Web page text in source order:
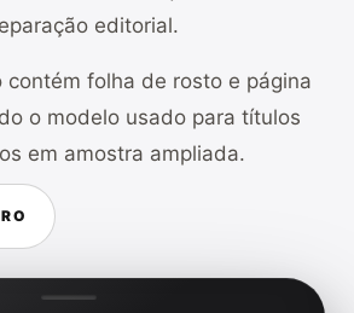
editorial.
contém folha de rosto e página
o modelo usado para títulos
em amostra ampliada.